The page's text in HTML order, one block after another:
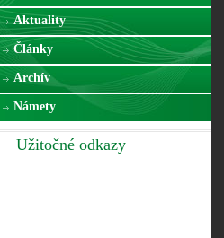
Aktuality
Články
Archív
Námety
Užitočné odkazy